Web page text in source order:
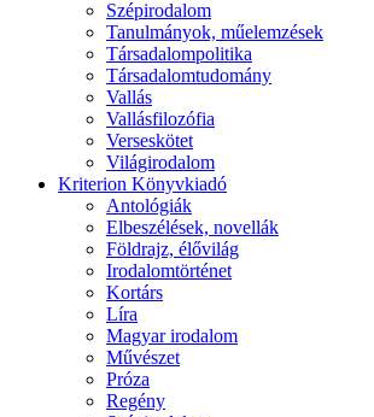
Szépirodalom
Tanulmányok, műelemzések
Társadalompolitika
Társadalomtudomány
Vallás
Vallásfilozófia
Verseskötet
Világirodalom
Kriterion Könyvkiadó
Antológiák
Elbeszélések, novellák
Földrajz, élővilág
Irodalomtörténet
Kortárs
Líra
Magyar irodalom
Művészet
Próza
Regény